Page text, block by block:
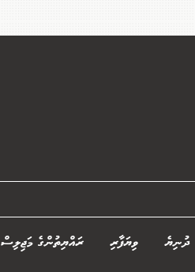
ދުނިޔެ ވިޔަފާރި ރައްޔިތުންގެ މަޖިލިސް